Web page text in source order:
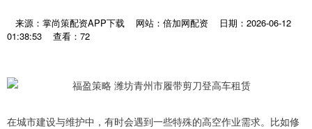
来源：掌尚策配资APP下载 网站：倍加网配资
日期：2026-06-12
01:38:53
查看：72
在城市建设与维护中，有时会遇到一些特殊的高空作业需求。比如修